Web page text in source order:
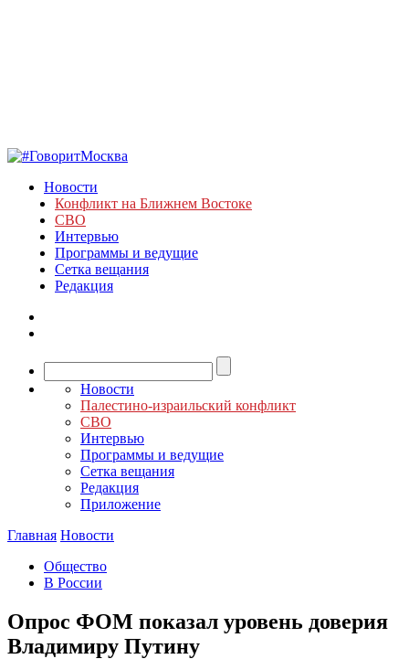
Новости
Конфликт на Ближнем Востоке
СВО
Интервью
Программы и ведущие
Сетка вещания
Редакция
Новости
Палестино-израильский конфликт
СВО
Интервью
Программы и ведущие
Сетка вещания
Редакция
Приложение
Главная Новости
Общество
В России
Опрос ФОМ показал уровень доверия
Владимиру Путину